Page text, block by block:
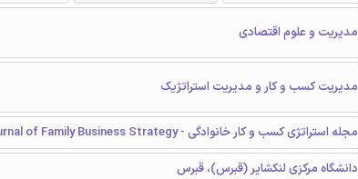
مدیریت و علوم اقتصادی
مدیریت کسب و کار و مدیریت استراتژیک
مجله استراتژی کسب و کار خانوادگی - Journal of Family Business Strategy
دانشگاه مرکزی لنکشایر (قبرس)، قبرس